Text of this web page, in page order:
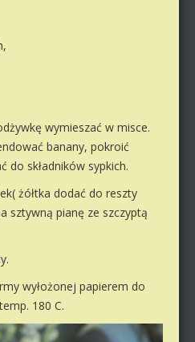
wymieszać w misce.
banany, pokroić
do składników sypkich.
żółtka dodać do reszty
sztywną pianę ze szczyptą
wyłożonej papierem do
180 C.